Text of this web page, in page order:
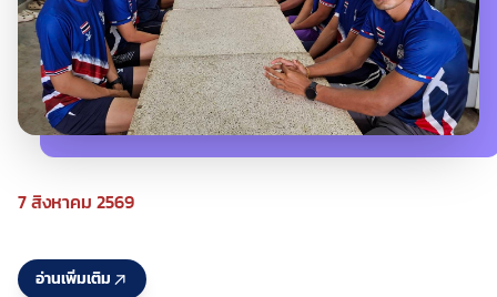
7 สิงหาคม 2569
อ่านเพิ่มเติม